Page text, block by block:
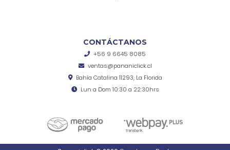
CONTÁCTANOS
+56 9 6645 8085
ventas@pananiclick.cl
Bahía Catalina 11293, La Florida
Lun a Dom 10:30 a 22:30hrs